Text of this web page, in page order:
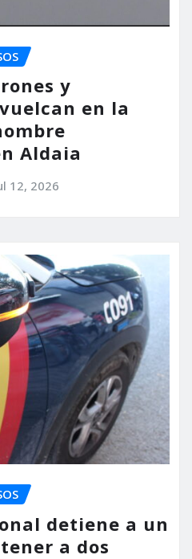
y
en la
Aldaia
12, 2026
detiene a un
a dos